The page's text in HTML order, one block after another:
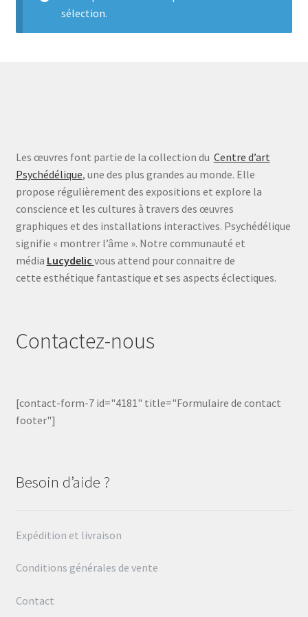
sélection.
Les œuvres font partie de la collection du Centre d’art
Psychédélique, une des plus grandes au monde. Elle
propose régulièrement des expositions et explore la
conscience et les cultures à travers des œuvres
graphiques et des installations interactives. Psychédélique
signifie « montrer l’âme ». Notre communauté et
média Lucydelic vous attend pour connaitre de
cette esthétique fantastique et ses aspects éclectiques.
Contactez-nous
[contact-form-7 id="4181" title="Formulaire de contact
footer"]
Besoin d’aide ?
Expédition et livraison
Conditions générales de vente
Contact